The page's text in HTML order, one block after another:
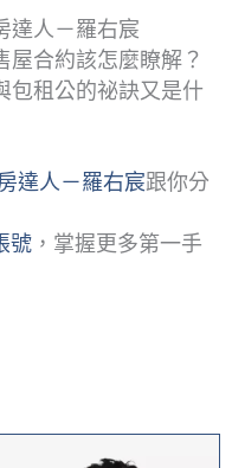
達人－羅右宸
屋合約該怎麼瞭解？
包租公的祕訣又是什
達人－羅右宸跟你分
號 ，掌握更多第一手